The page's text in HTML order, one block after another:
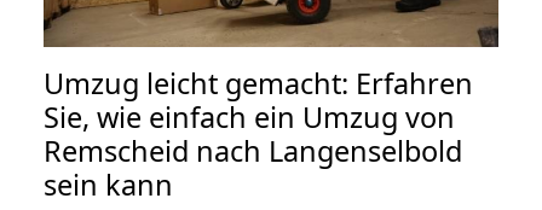
Umzug leicht gemacht: Erfahren
Sie, wie einfach ein Umzug von
Remscheid nach Langenselbold
sein kann